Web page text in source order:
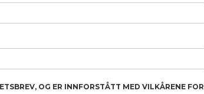
OG ER INNFORSTÅTT MED VILKÅRENE FOR